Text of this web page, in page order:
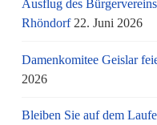
Ausflug des
Rhöndorf 22. Juni 2026
Damenkomitee Geislar
2026
Bleiben Sie auf dem